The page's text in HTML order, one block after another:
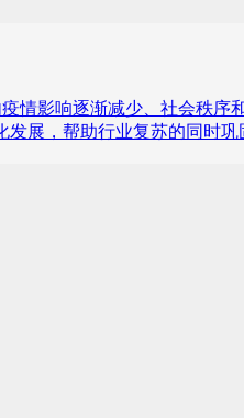
情影响逐渐减少、社会秩
展，帮助行业复苏的同时巩